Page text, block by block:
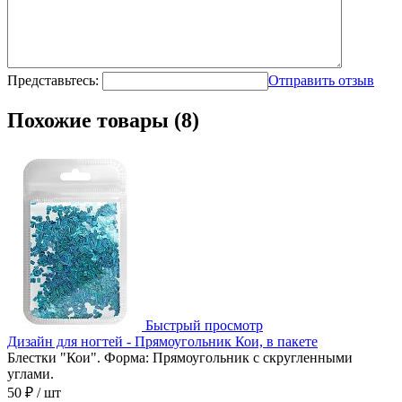
Представьтесь: Отправить отзыв
Похожие товары (8)
Быстрый просмотр
Дизайн для ногтей - Прямоугольник Кои, в пакете
Блестки "Кои". Форма: Прямоугольник с скругленными
углами.
50 ₽ / шт